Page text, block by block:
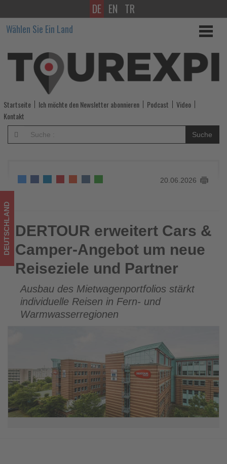
DERTOUR
erweitert
Cars
Camper-
Angebot
um
Reiseziele
und
Partner
-
Wissen,
was
Tourismus
DE EN TR
Wählen Sie Ein Land
Startseite Ich möchte den Newsletter abonnieren Podcast
Video
Kontakt
Suche
20.06.2026
DERTOUR erweitert Cars & Camper-Angebot um neue
Reiseziele und Partner
DEUTSCHLAND DERTOUR erweitert Cars &
Camper-Angebot um neue
Reiseziele und Partner
Ausbau des Mietwagenportfolios stärkt
individuelle Reisen in Fern- und
Warmwasserregionen